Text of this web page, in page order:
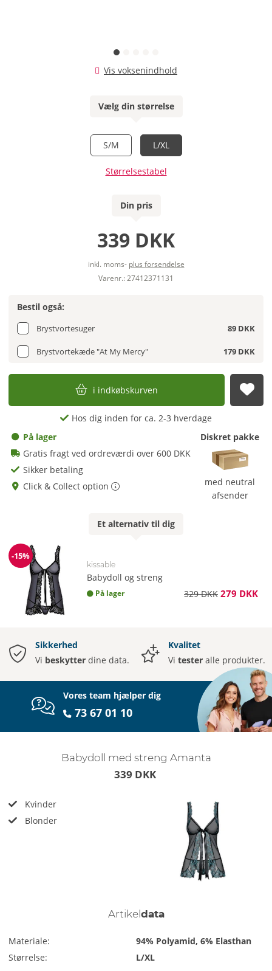
Vis voksenindhold
Vælg din størrelse
S/M L/XL
Størrelsestabel
Din pris
339 DKK
inkl. moms- plus forsendelse
Varenr.: 27412371131
Bestil også:
Brystvortesuger 89 DKK
Brystvortekæde "At My Mercy" 179 DKK
i indkøbskurven
Hos dig inden for ca. 2-3 hverdage
På lager
Gratis fragt ved ordreværdi over 600 DKK
Sikker betaling
Click & Collect option
Diskret pakke
med neutral
afsender
Et alternativ til dig
Rabat
-15%
kissable
Babydoll og streng
På lager 329 DKK 279 DKK
Sikkerhed
Vi beskytter dine data.
Kvalitet
Vi tester alle produkter.
Vores team hjælper dig
73 67 01 10
Babydoll med streng Amanta
339 DKK
Kvinder
Blonder
Artikeldata
Materiale:
94% Polyamid, 6% Elasthan
Størrelse:
L/XL